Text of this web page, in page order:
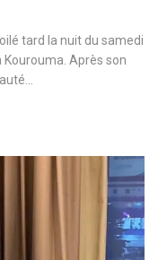
tard la nuit du samedi
Kourouma. Après son